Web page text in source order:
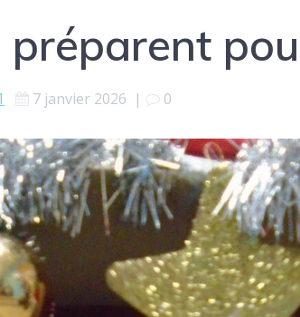
préparent
7 janvier 2026 | 0